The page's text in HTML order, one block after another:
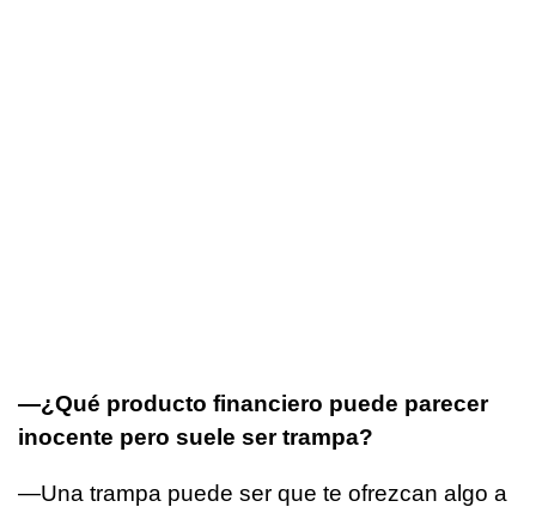
—¿Qué producto financiero puede parecer
inocente pero suele ser trampa?
—Una trampa puede ser que te ofrezcan algo a